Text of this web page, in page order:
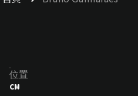
位置
CM